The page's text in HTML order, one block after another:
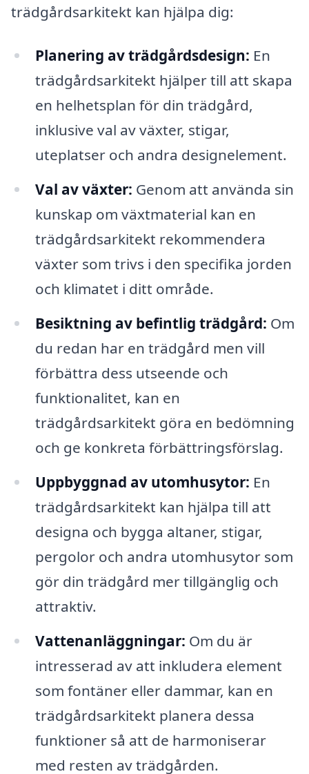
trädgårdsarkitekt kan hjälpa dig:
Planering av trädgårdsdesign: En
trädgårdsarkitekt hjälper till att skapa
en helhetsplan för din trädgård,
inklusive val av växter, stigar,
uteplatser och andra designelement.
Val av växter: Genom att använda sin
kunskap om växtmaterial kan en
trädgårdsarkitekt rekommendera
växter som trivs i den specifika jorden
och klimatet i ditt område.
Besiktning av befintlig trädgård: Om
du redan har en trädgård men vill
förbättra dess utseende och
funktionalitet, kan en
trädgårdsarkitekt göra en bedömning
och ge konkreta förbättringsförslag.
Uppbyggnad av utomhusytor: En
trädgårdsarkitekt kan hjälpa till att
designa och bygga altaner, stigar,
pergolor och andra utomhusytor som
gör din trädgård mer tillgänglig och
attraktiv.
Vattenanläggningar: Om du är
intresserad av att inkludera element
som fontäner eller dammar, kan en
trädgårdsarkitekt planera dessa
funktioner så att de harmoniserar
med resten av trädgården.